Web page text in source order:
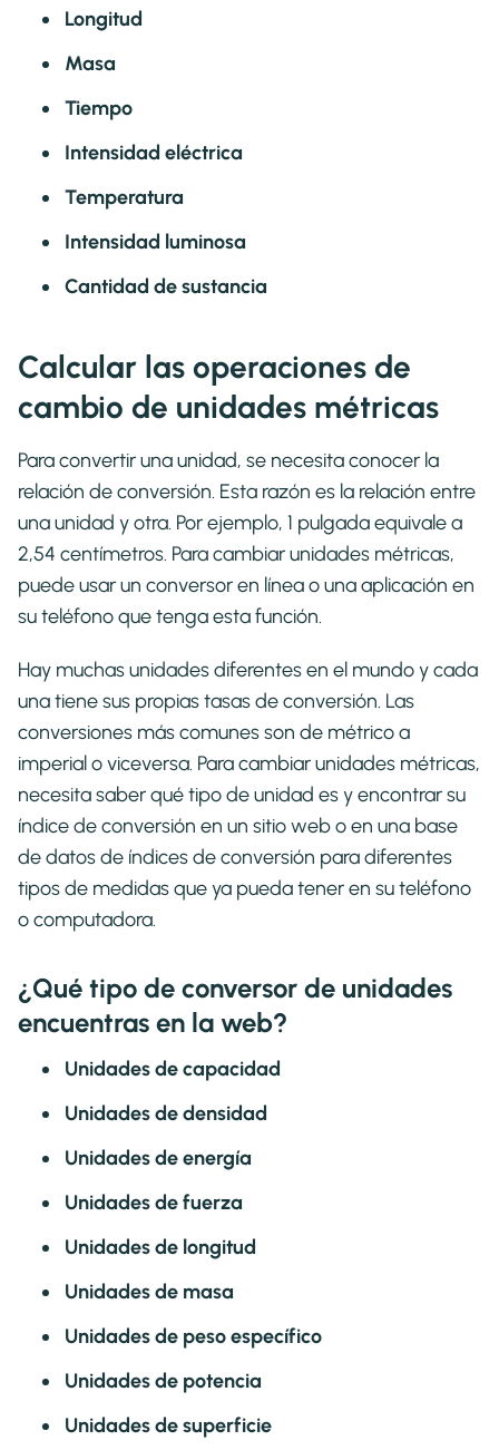
Longitud
Masa
Tiempo
Intensidad eléctrica
Temperatura
Intensidad luminosa
Cantidad de sustancia
Calcular las operaciones de
cambio de unidades métricas
Para convertir una unidad, se necesita conocer la
relación de conversión. Esta razón es la relación entre
una unidad y otra. Por ejemplo, 1 pulgada equivale a
2,54 centímetros. Para cambiar unidades métricas,
puede usar un conversor en línea o una aplicación en
su teléfono que tenga esta función.
Hay muchas unidades diferentes en el mundo y cada
una tiene sus propias tasas de conversión. Las
conversiones más comunes son de métrico a
imperial o viceversa. Para cambiar unidades métricas,
necesita saber qué tipo de unidad es y encontrar su
índice de conversión en un sitio web o en una base
de datos de índices de conversión para diferentes
tipos de medidas que ya pueda tener en su teléfono
o computadora.
¿Qué tipo de conversor de unidades
encuentras en la web?
Unidades de capacidad
Unidades de densidad
Unidades de energía
Unidades de fuerza
Unidades de longitud
Unidades de masa
Unidades de peso específico
Unidades de potencia
Unidades de superficie